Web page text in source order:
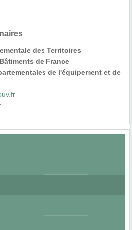
des Territoires
de France
de l'équipement et de